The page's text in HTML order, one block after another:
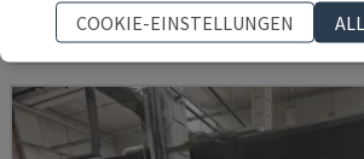
COOKIE-EINSTELLUNGEN